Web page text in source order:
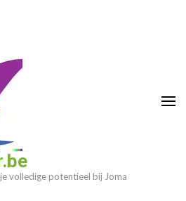
volledige potentieel bij Joma